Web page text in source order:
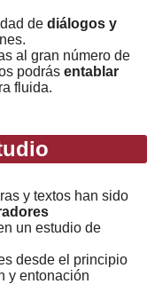
de diálogos y
al gran número de
podrás entablar
fluida.
y textos han sido
un estudio de
desde el principio
y entonación